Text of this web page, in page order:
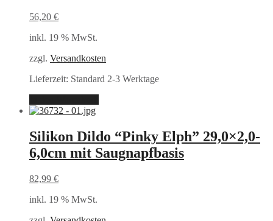
56,20 €
inkl. 19 % MwSt.
zzgl. Versandkosten
Lieferzeit: Standard 2-3 Werktage
Silikon Dildo “Pinky Elph” 29,0×2,0-
6,0cm mit Saugnapfbasis
82,99 €
inkl. 19 % MwSt.